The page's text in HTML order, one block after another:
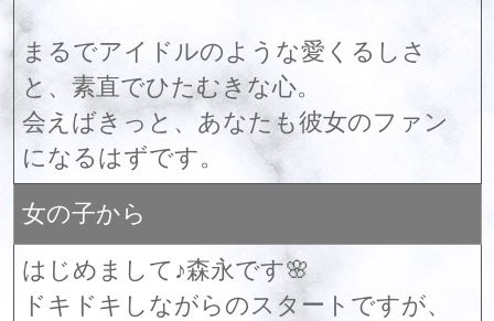
まるでアイドルのような愛くるしさ
と、素直でひたむきな心。
会えばきっと、あなたも彼女のファン
になるはずです。
女の子から
はじめまして♪森永です🌸
ドキドキしながらのスタートですが、